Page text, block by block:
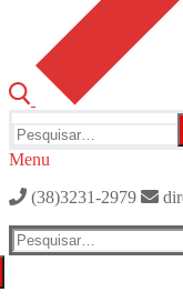
por:
Menu
(38)3231-2979
Pesquisar
por: